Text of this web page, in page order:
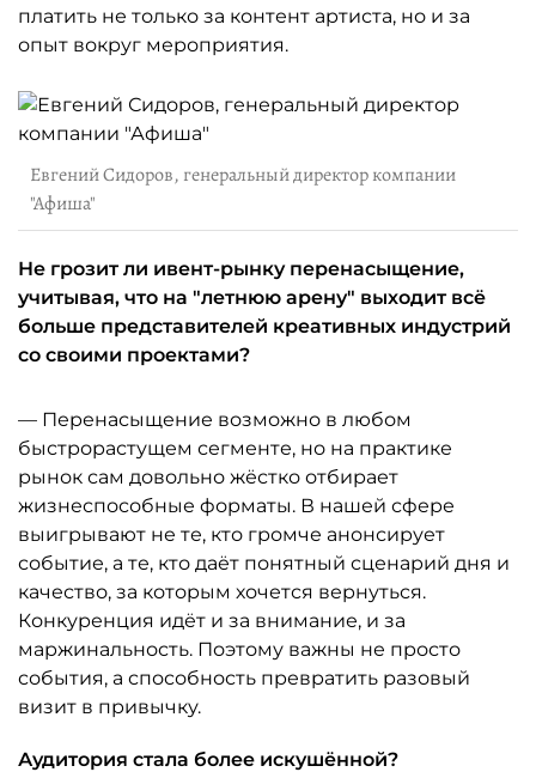
платить не только за контент артиста, но и за
опыт вокруг мероприятия.
Евгений Сидоров, генеральный директор компании
"Афиша"
Не грозит ли ивент-рынку перенасыщение,
учитывая, что на "летнюю арену" выходит всё
больше представителей креативных индустрий
со своими проектами?
— Перенасыщение возможно в любом
быстрорастущем сегменте, но на практике
рынок сам довольно жёстко отбирает
жизнеспособные форматы. В нашей сфере
выигрывают не те, кто громче анонсирует
событие, а те, кто даёт понятный сценарий дня и
качество, за которым хочется вернуться.
Конкуренция идёт и за внимание, и за
маржинальность. Поэтому важны не просто
события, а способность превратить разовый
визит в привычку.
Аудитория стала более искушённой?